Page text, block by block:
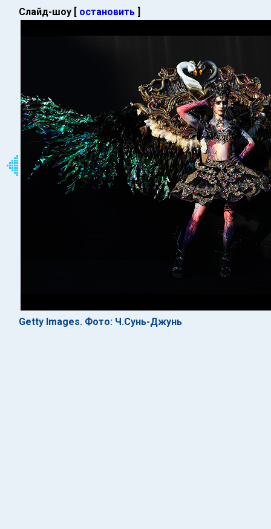
Слайд-шоу [ остановить ]
Getty Images. Фото: Ч.Сунь-Джунь